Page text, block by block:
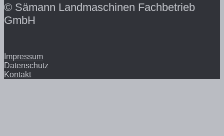
© Sämann Landmaschinen Fachbetrieb
GmbH
Impressum
Datenschutz
Kontakt